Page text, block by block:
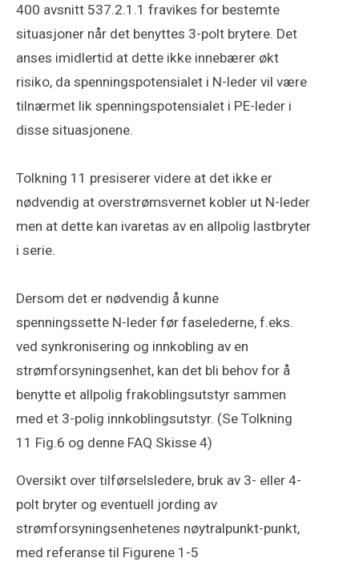
400 avsnitt 537.2.1.1 fravikes for bestemte
situasjoner når det benyttes 3-polt brytere. Det
anses imidlertid at dette ikke innebærer økt
risiko, da spenningspotensialet i N-leder vil være
tilnærmet lik spenningspotensialet i PE-leder i
disse situasjonene.
Tolkning 11 presiserer videre at det ikke er
nødvendig at overstrømsvernet kobler ut N-leder
men at dette kan ivaretas av en allpolig lastbryter
i serie.
Dersom det er nødvendig å kunne
spenningssette N-leder før faselederne, f.eks.
ved synkronisering og innkobling av en
strømforsyningsenhet, kan det bli behov for å
benytte et allpolig frakoblingsutstyr sammen
med et 3-polig innkoblingsutstyr. (Se Tolkning
11 Fig.6 og denne FAQ Skisse 4)
Oversikt over tilførselsledere, bruk av 3- eller 4-
polt bryter og eventuell jording av
strømforsyningsenhetenes nøytralpunkt-punkt,
med referanse til Figurene 1-5